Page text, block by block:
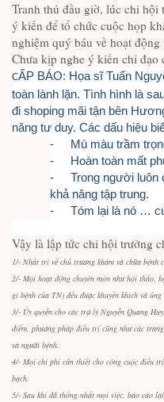
Tranh thủ đầu giờ, lúc chi
ý kiến để tổ chức cuộc họp
nghiệm quý báu về hoạt
Chưa kịp nghe ý kiến chỉ
CẤP BÁO: Họa sĩ Tuấn
toàn lành lặn. Tình hình là
đi shoping mãi tận bên
năng tư duy. Các dấu hiệu
-
Mù màu trầm
-
Hoàn toàn mất
-
Trong người luôn
khả năng tập trung.
-
Tóm lại là nó …
Vậy là lập tức chi hội trưởng
1/- Nhất trí về chủ trương khám và chữa bệnh
2/- Mọi hoạt động chuyên môn như hội thảo,
gi bệnh của TN) đều được khuyến khích và
3/- Ủy quyền cho các trợ lý Nguyễn Quang
điểm, phương pháp điều trị cũng như các
và người bệnh.
4/- Mọi chi phí cần thiết cho công cuộc điều
bạch.
5/- Sau khi đã thống nhất mọi việc, báo cáo